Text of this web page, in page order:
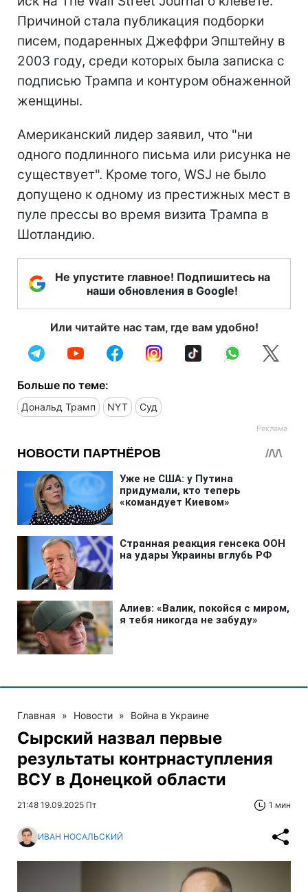
Причиной стала публикация подборки
писем, подаренных Джеффри Эпштейну в
2003 году, среди которых была записка с
подписью Трампа и контуром обнаженной
женщины.
Американский лидер заявил, что "ни
одного подлинного письма или рисунка не
существует". Кроме того, WSJ не было
допущено к одному из престижных мест в
пуле прессы во время визита Трампа в
Шотландию.
Не упустите главное! Подпишитесь на
наши обновления в Google!
Или читайте нас там, где вам удобно!
Больше по теме:
Дональд Трамп NYT Суд
Главная » Новости » Война в Украине
Сырский назвал первые
результаты контрнаступления
ВСУ в Донецкой области
21:48 19.09.2025 Пт 1 мин
ИВАН НОСАЛЬСКИЙ